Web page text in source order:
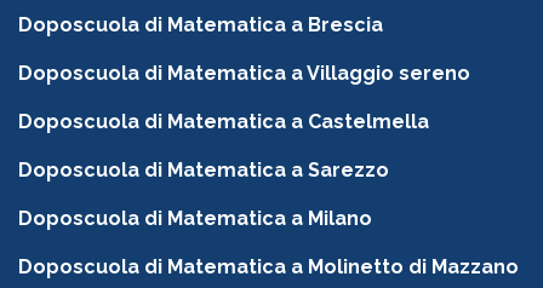
Doposcuola di Matematica a Brescia
Doposcuola di Matematica a Villaggio sereno
Doposcuola di Matematica a Castelmella
Doposcuola di Matematica a Sarezzo
Doposcuola di Matematica a Milano
Doposcuola di Matematica a Molinetto di Mazzano